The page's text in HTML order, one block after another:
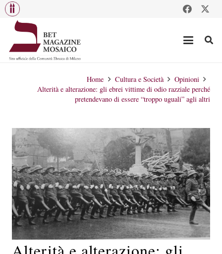
Home Cultura e Società
Opinioni
Alterità e alterazione: gli ebrei vittime di odio razziale perché
pretendevano di essere “troppo uguali” agli altri